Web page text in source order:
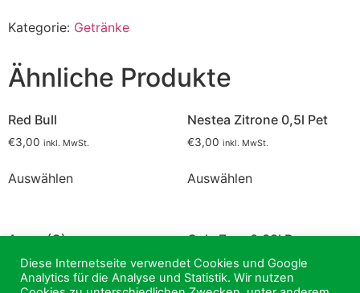
Menge
Kategorie: Getränke
Ähnliche Produkte
Red Bull
€3,00 inkl. MwSt.
Auswählen
Nestea Zitrone 0,5l Pet
€3,00 inkl. MwSt.
Auswählen
Ayran (G)
2,50 inkl. MwSt.
Cola Zero 0,33l Dose
€2,50 inkl. MwSt.
Diese Internetseite verwendet Cookies und Google
Analytics für die Analyse und Statistik. Wir nutzen